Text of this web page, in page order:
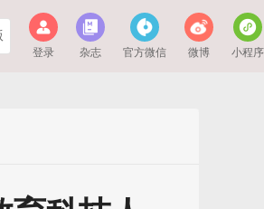
登录 杂志 官方微信 微博 小程序